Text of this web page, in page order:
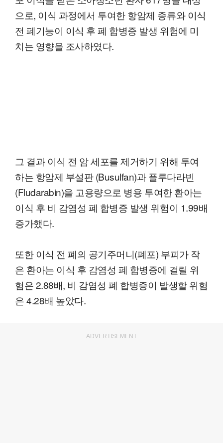
으로, 이식 과정에서 투여한 항암제 종류와 이식
전 폐기능이 이식 후 폐 합병증 발생 위험에 미
치는 영향을 조사하였다.
그 결과 이식 전 암 세포를 제거하기 위해 투여
하는 항암제 부설판 (Busulfan)과 플루다라빈
(Fludarabin)을 고용량으로 병용 투여한 환아는
이식 후 비 감염성 폐 합병증 발생 위험이 1.99배
증가했다.
또한 이식 전 폐의 공기주머니(폐포) 부피가 작
은 환아는 이식 후 감염성 폐 합병증에 걸릴 위
험은 2.88배, 비 감염성 폐 합병증이 발생할 위험
은 4.28배 높았다.
ADVERTISEMENT